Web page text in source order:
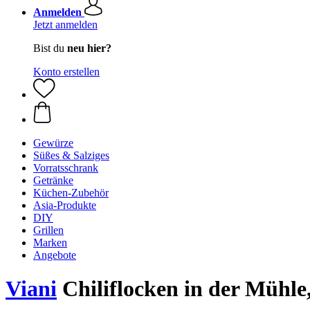
Anmelden
Jetzt anmelden
Bist du neu hier?
Konto erstellen
Gewürze
Süßes & Salziges
Vorratsschrank
Getränke
Küchen-Zubehör
Asia-Produkte
DIY
Grillen
Marken
Angebote
Viani Chiliflocken in der